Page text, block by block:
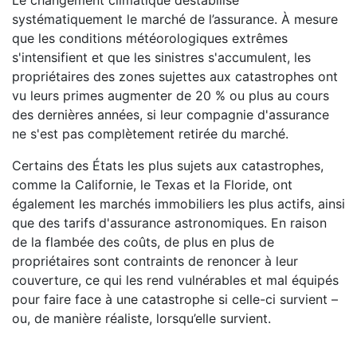
systématiquement le marché de l’assurance. À mesure
que les conditions météorologiques extrêmes
s'intensifient et que les sinistres s'accumulent, les
propriétaires des zones sujettes aux catastrophes ont
vu leurs primes augmenter de 20 % ou plus au cours
des dernières années, si leur compagnie d'assurance
ne s'est pas complètement retirée du marché.
Certains des États les plus sujets aux catastrophes,
comme la Californie, le Texas et la Floride, ont
également les marchés immobiliers les plus actifs, ainsi
que des tarifs d'assurance astronomiques. En raison
de la flambée des coûts, de plus en plus de
propriétaires sont contraints de renoncer à leur
couverture, ce qui les rend vulnérables et mal équipés
pour faire face à une catastrophe si celle-ci survient – ​​
ou, de manière réaliste, lorsqu’elle survient.